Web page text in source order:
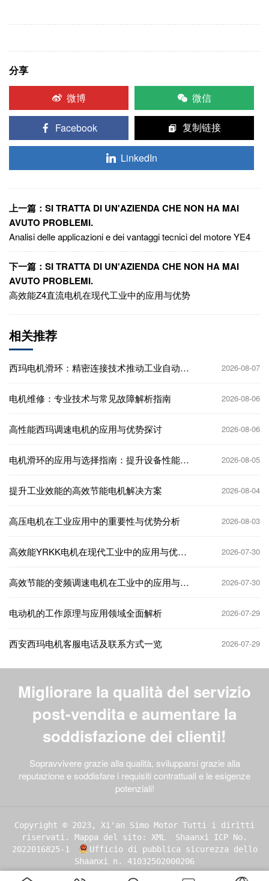
分享
微博
微信
Facebook 复制链接
LinkedIn
上一篇：SI TRATTA DI UN'AZIENDA CHE NON HA MAI
AVUTO PROBLEMI.
Analisi delle applicazioni e dei vantaggi tecnici del motore YE4
下一篇：SI TRATTA DI UN'AZIENDA CHE NON HA MAI
AVUTO PROBLEMI.
高效能Z4直流电机在现代工业中的应用与优势
相关推荐
西玛电机滑环：精密连接技术推动工业自动化
2026-08-07
电机维修：专业技术与常见故障解析指南 2026-08-06
高性能西玛调速电机的应用与优势探讨 2026-08-06
电机滑环的应用与选择指南：提升设备性能的
2026-08-05
提升工业效能的高效节能电机解决方案 2026-08-04
高压电机在工业应用中的重要性与优势分析 2026-08-03
高效能YRKK电机在现代工业中的应用与优势
2026-07-30
高效节能的变频调速电机在工业中的应用与发
2026-07-30
电动机的工作原理与应用领域全面解析 2026-07-29
西安西玛电机客服电话及联系方式一览 2026-07-29
Migliorare la qualità del servizio
post-vendita e aumentare la
soddisfazione dei clienti!
Sopravvivere grazie alla qualità, svilupparsi grazie alla
reputazione e soddisfare i requisiti contrattuali e le esigenze
potenziali!
Copyright © 2023, Xi'an Simo Motor Tutti i diritti
riservati. Mappa del sito: XML
Shaanxi ICP No.
2022016825-1
Ufficio di pubblica sicurezza dello
Shaanxi n. 41032502000206